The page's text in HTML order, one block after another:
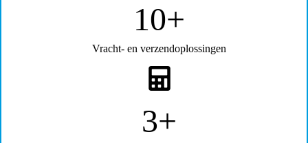
15+
Vracht- en verzendoplossingen
5+